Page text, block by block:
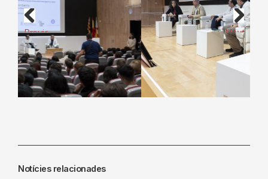
Previous Next
Notícies relacionades